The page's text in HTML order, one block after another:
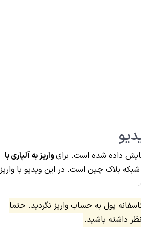
داده شده است. برایواریز به آلپاری با
شبکه بلاک چین است. در این ویدیو با واریز
پول به حساب واریز نگردید. حتما
داشته باشید.